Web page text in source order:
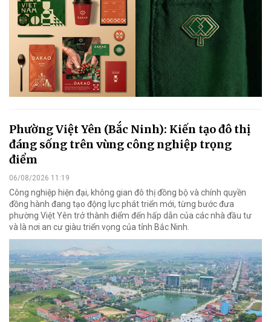
Phường Việt Yên (Bắc Ninh): Kiến tạo đô thị
đáng sống trên vùng công nghiệp trọng
điểm
06/08/2026 11:19
Công nghiệp hiện đại, không gian đô thị đồng bộ và chính quyền
đồng hành đang tạo động lực phát triển mới, từng bước đưa
phường Việt Yên trở thành điểm đến hấp dẫn của các nhà đầu tư
và là nơi an cư giàu triển vọng của tỉnh Bắc Ninh.